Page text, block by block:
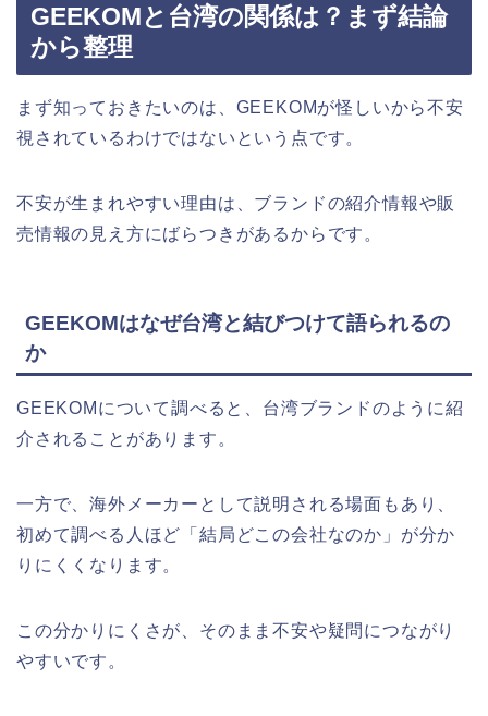
GEEKOMと台湾の関係は？まず結論
から整理
まず知っておきたいのは、GEEKOMが怪しいから不安
視されているわけではないという点です。
不安が生まれやすい理由は、ブランドの紹介情報や販
売情報の見え方にばらつきがあるからです。
GEEKOMはなぜ台湾と結びつけて語られるの
か
GEEKOMについて調べると、台湾ブランドのように紹
介されることがあります。
一方で、海外メーカーとして説明される場面もあり、
初めて調べる人ほど「結局どこの会社なのか」が分か
りにくくなります。
この分かりにくさが、そのまま不安や疑問につながり
やすいです。